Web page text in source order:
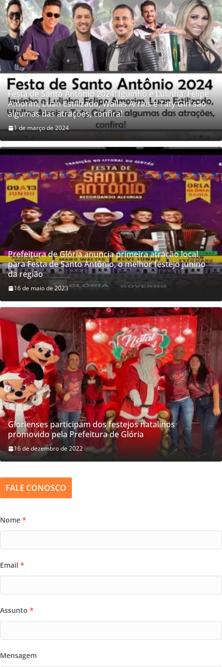
Festa de Santo Antônio 2024: Iguinho e Lulinha, Felipe
Amorim, Luan Estilizado, Wallas Arrais e Taty Girl são
algumas das atrações, confira!
1 de março de 2024
Prefeitura de Glória anuncia primeira atração local
para Festa de Santo Antônio, o melhor festejo junino
da região
16 de maio de 2023
Glorienses participam dos festejos natalinos
promovido pela Prefeitura de Glória
16 de dezembro de 2022
FALE CONOSCO
Nome *
Email *
Assunto *
Mensagem